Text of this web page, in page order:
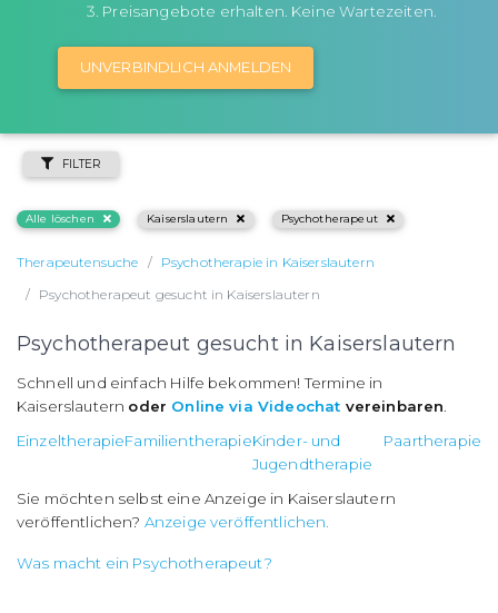
Preisangebote erhalten. Keine Wartezeiten.
UNVERBINDLICH ANMELDEN
FILTER
Alle löschen Kaiserslautern Psychotherapeut
Therapeutensuche
Psychotherapie in Kaiserslautern
Psychotherapeut gesucht in Kaiserslautern
Psychotherapeut gesucht in Kaiserslautern
Schnell und einfach Hilfe bekommen! Termine in
Kaiserslautern oder Online via Videochat vereinbaren
EinzeltherapieFamilientherapieKinder- und
Jugendtherapie
Paartherapie
Sie möchten selbst eine Anzeige in Kaiserslautern
veröffentlichen? Anzeige veröffentlichen.
Was macht ein Psychotherapeut?